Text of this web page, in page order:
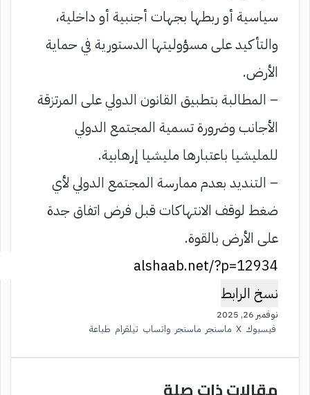
سياسية أو ربطها بجهات أجنبية أو داخلية،
والتأكيد على مسؤوليتها الدستورية في حماية
الأرض.
– المطالبة بتطبيق القانون الدولي على المرتزقة
الأجانب وضرورة تسمية المجتمع الدولي
للمليشيا باعتبارها مليشيا إرهابية.
– التنديد بعدم ممارسة المجتمع الدولي لأي
ضغط لوقف الانتهاكات قبل فرض اتفاق جدة
على الأرض بالقوة.
نسخ الرابط
نوفمبر 26, 2025
فيسبوك ‫X ماسنجر ماسنجر واتساب تيلقرام طباعة